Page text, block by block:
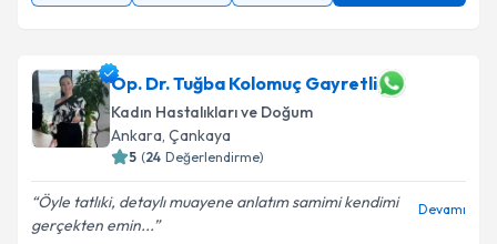
Op. Dr. Tuğba Kolomuç Gayretli
Kadın Hastalıkları ve Doğum
Ankara, Çankaya
5 (24 Değerlendirme)
Öyle tatlıki, detaylı muayene anlatım samimi kendimi
gerçekten emin...
Devamı